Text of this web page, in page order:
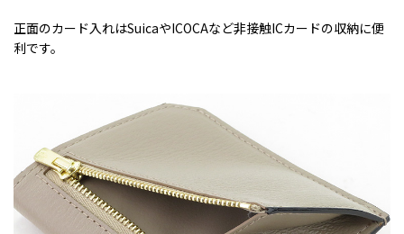
正面のカード入れはSuicaやICOCAなど非接触ICカードの収納に便
利です。